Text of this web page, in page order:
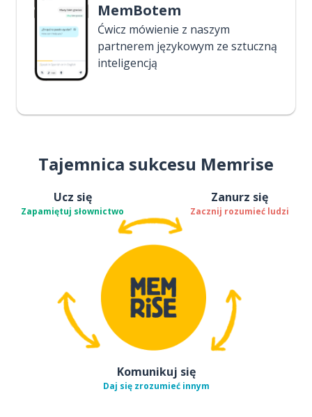
MemBotem
Ćwicz mówienie z naszym
partnerem językowym ze sztuczną
inteligencją
Tajemnica sukcesu Memrise
Ucz się
Zapamiętuj słownictwo
Zanurz się
Zacznij rozumieć ludzi
Komunikuj się
Daj się zrozumieć innym